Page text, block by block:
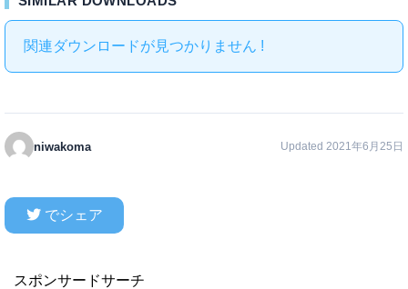
関連ダウンロードが見つかりません !
niwakoma Updated 2021年6月25日
でシェア
スポンサードサーチ